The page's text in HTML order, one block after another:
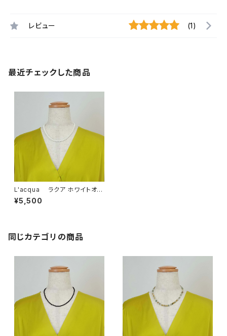
レビュー (1)
最近チェックした商品
L'acqua ラクア ホワイトオニ
キスネックレス
¥5,500
同じカテゴリの商品